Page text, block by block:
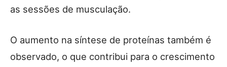
as sessões de musculação.
O aumento na síntese de proteínas também é
observado, o que contribui para o crescimento